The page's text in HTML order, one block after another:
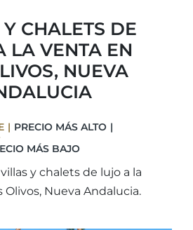
CHALETS DE
LA VENTA EN
NUEVA
PRECIO MÁS ALTO
MÁS BAJO
y chalets de lujo a la
Olivos, Nueva Andalucia.